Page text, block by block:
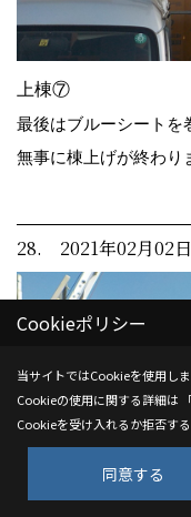
上棟⑦
最後はブルーシートを
無事に棟上げが終わり
28. 2021年02月02日
Cookieポリシー
当サイトではCookieを使用しま
Cookieの使用に関する詳細は
Cookieを受け入れるか拒否す
同意する